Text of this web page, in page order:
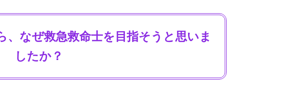
なぜ救急救命士を目指そうと思いま
したか？